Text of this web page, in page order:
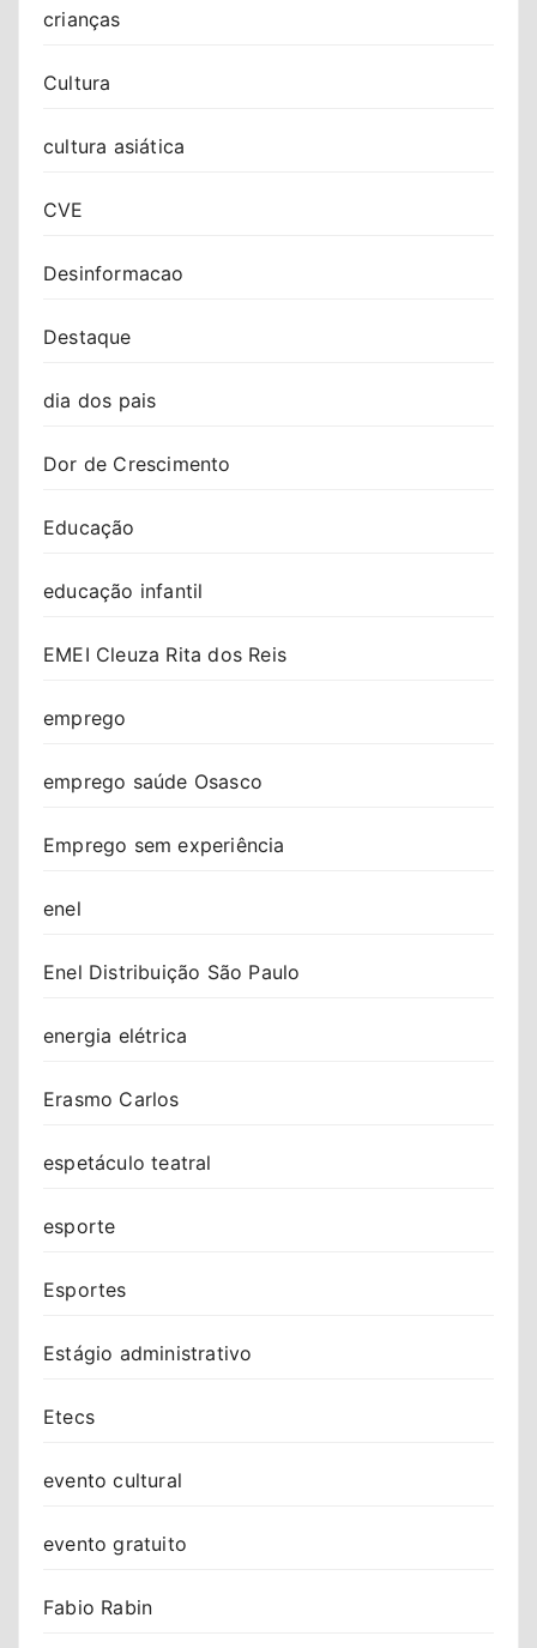
crianças
Cultura
cultura asiática
CVE
Desinformacao
Destaque
dia dos pais
Dor de Crescimento
Educação
educação infantil
EMEI Cleuza Rita dos Reis
emprego
emprego saúde Osasco
Emprego sem experiência
enel
Enel Distribuição São Paulo
energia elétrica
Erasmo Carlos
espetáculo teatral
esporte
Esportes
Estágio administrativo
Etecs
evento cultural
evento gratuito
Fabio Rabin